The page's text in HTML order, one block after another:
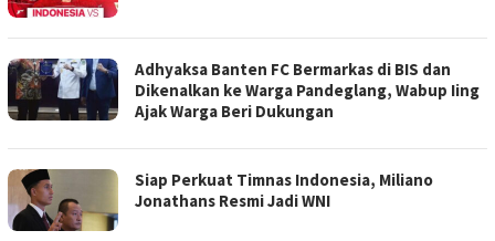
Adhyaksa Banten FC Bermarkas di BIS dan
Dikenalkan ke Warga Pandeglang, Wabup Iing
Ajak Warga Beri Dukungan
Siap Perkuat Timnas Indonesia, Miliano
Jonathans Resmi Jadi WNI